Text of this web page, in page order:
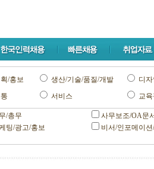
/홍보 생산/기술/품질/개발 디자
서비스 교육
/총무
사무보조/OA문
팅/광고/홍보
비서/인포메이션